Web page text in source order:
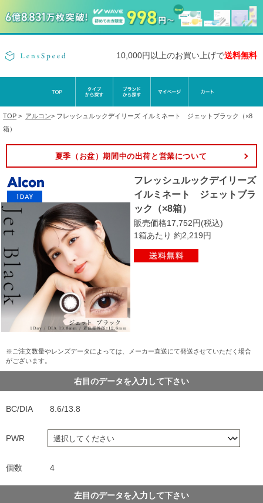
10,000円以上のお買い上げで送料無料
TOP > アルコン> フレッシュルックデイリーズ イルミネート ジェットブラック（×8
箱）
夏季（お盆）期間中の出荷と営業について
フレッシュルックデイリーズ
イルミネート ジェットブラ
ック（×8箱）
販売価格17,752円(税込)
1箱あたり 約2,219円
※ご注文数量やレンズデータによっては、メーカー直送にて発送させていただく場合
がございます。
右目のデータを入力して下さい
BC/DIA 8.6/13.8
PWR
個数 4
左目のデータを入力して下さい